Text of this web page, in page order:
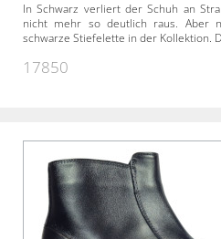
In Schwarz verliert der Schuh an
nicht mehr so deutlich raus. Aber
schwarze Stiefelette in der Kollektion.
17850